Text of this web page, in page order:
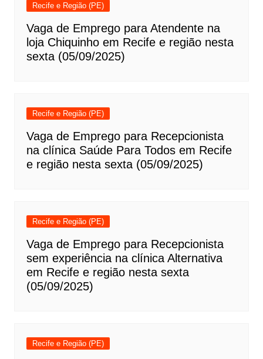
Recife e Região (PE)
Vaga de Emprego para Atendente na
loja Chiquinho em Recife e região nesta
sexta (05/09/2025)
Recife e Região (PE)
Vaga de Emprego para Recepcionista
na clínica Saúde Para Todos em Recife
e região nesta sexta (05/09/2025)
Recife e Região (PE)
Vaga de Emprego para Recepcionista
sem experiência na clínica Alternativa
em Recife e região nesta sexta
(05/09/2025)
Recife e Região (PE)